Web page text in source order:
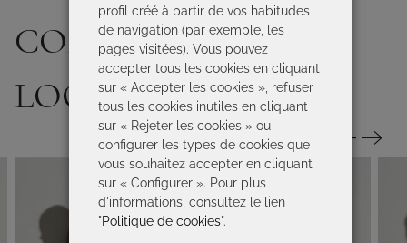
COMPLÉTEZ VOTRE
LOOK
profil créé à partir de vos habitudes
de navigation (par exemple, les
pages visitées). Vous pouvez
accepter tous les cookies en cliquant
sur « Accepter les cookies », refuser
tous les cookies inutiles en cliquant
sur « Rejeter les cookies » ou
configurer les types de cookies que
vous souhaitez accepter en cliquant
sur « Configurer ». Pour plus
d'informations, consultez le lien
"Politique de cookies".